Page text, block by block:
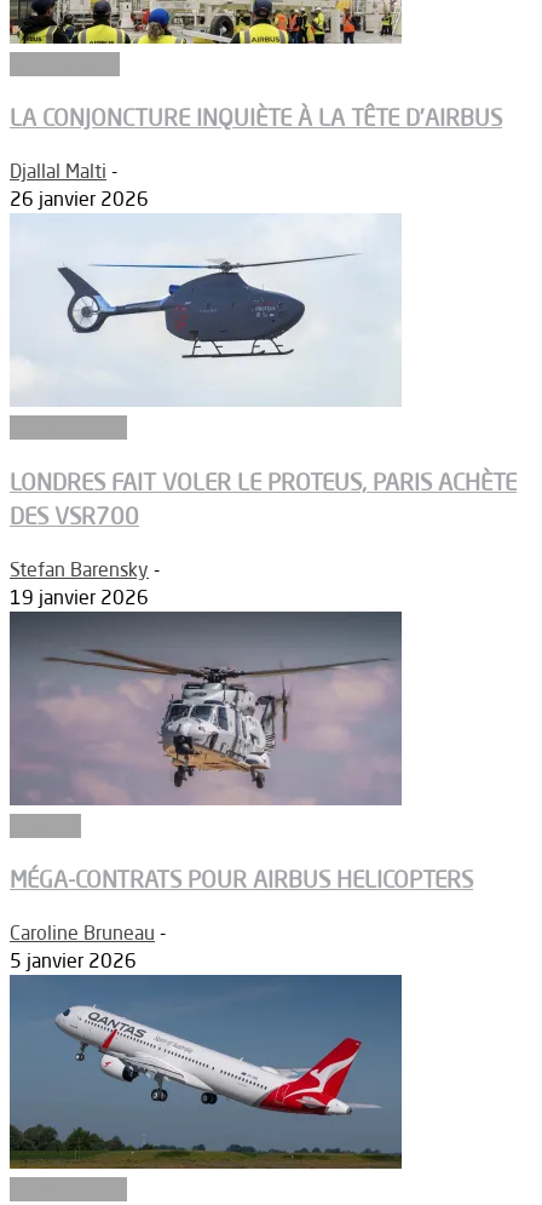
LA CONJONCTURE INQUIÈTE À LA TÊTE D’AIRBUS
Djallal Malti -
26 janvier 2026
LONDRES FAIT VOLER LE PROTEUS, PARIS ACHÈTE
DES VSR700
Stefan Barensky -
19 janvier 2026
MÉGA-CONTRATS POUR AIRBUS HELICOPTERS
Caroline Bruneau -
5 janvier 2026